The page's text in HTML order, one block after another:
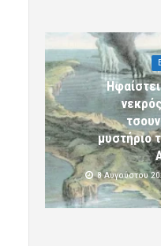
μυστήριο
8 Αυγούστου